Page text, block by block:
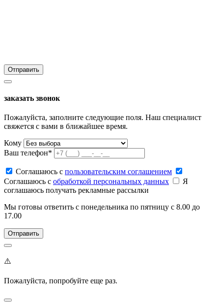
заказать звонок
Пожалуйста, заполните следующие поля. Наш специалист
свяжется с вами в ближайшее время.
Кому
Ваш телефон*
Соглашаюсь c пользовательским соглашением
Соглашаюсь c обработкой персональных данных
Я
соглашаюсь получать рекламные рассылки
Мы готовы ответить с понедельника по пятницу с 8.00 до
17.00
⚠️
Пожалуйста, попробуйте еще раз.